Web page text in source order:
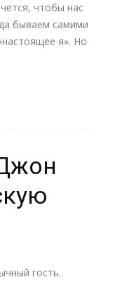
чтобы нас
бываем самими
я». Но
гость.